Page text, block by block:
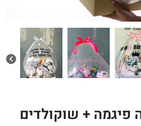
פיגמה + שוקולדים